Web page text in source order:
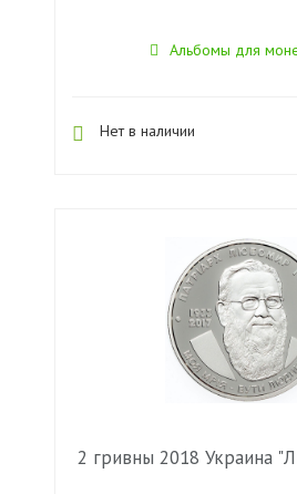
Альбомы для
Нет в наличии
2 гривны 2018 Украина